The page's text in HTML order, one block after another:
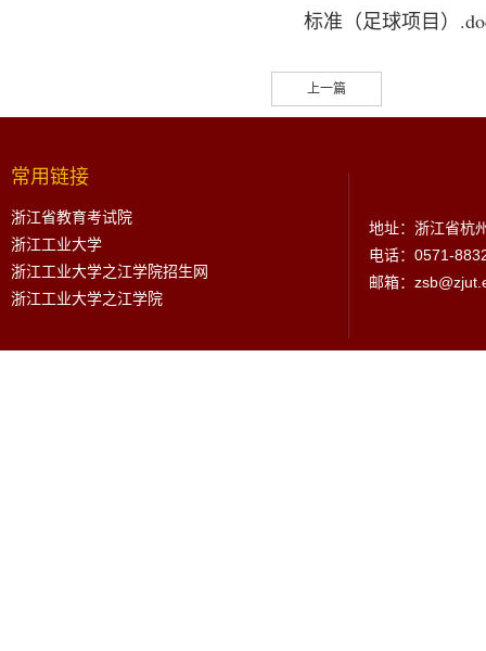
标准（足球项目）
上一篇
常用链接
浙江省教育考试院
浙江工业大学
浙江工业大学之江学院招生网
浙江工业大学之江学院
地址：浙江省杭
电话：0571-
邮箱：